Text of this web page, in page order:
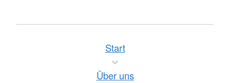
Start
Über uns